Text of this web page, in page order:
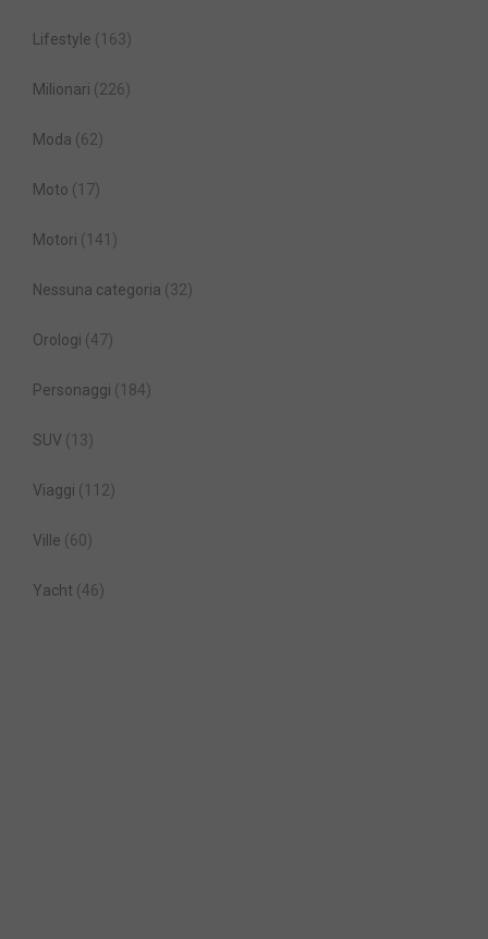
Lifestyle (163)
Milionari (226)
Moda (62)
Moto (17)
Motori (141)
Nessuna categoria (32)
Orologi (47)
Personaggi (184)
SUV (13)
Viaggi (112)
Ville (60)
Yacht (46)